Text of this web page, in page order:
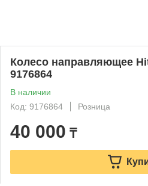
Колесо направляющее
9176864
В наличии
Код: 9176864
Розница
40 000 ₸